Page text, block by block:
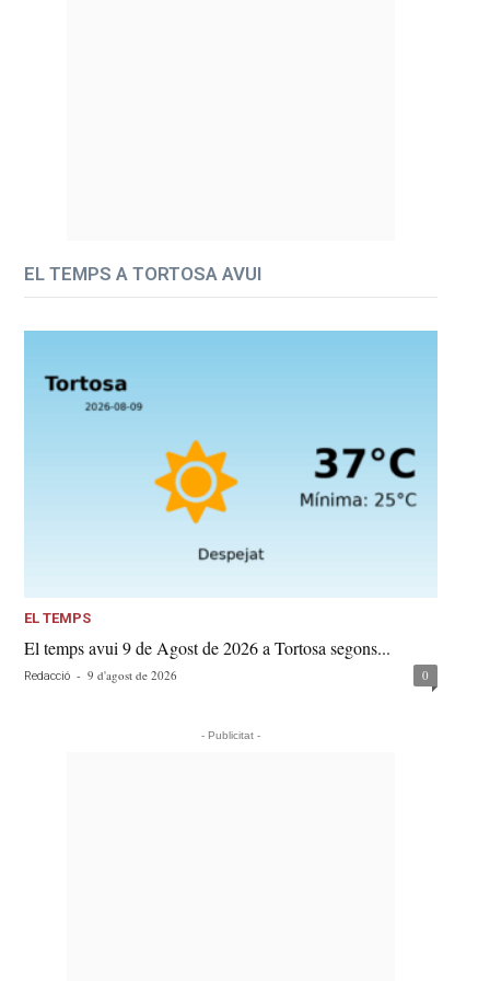
EL TEMPS A TORTOSA AVUI
EL TEMPS
El temps avui 9 de Agost de 2026 a Tortosa segons...
Redacció - 9 d'agost de 2026 0
- Publicitat -